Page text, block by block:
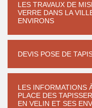
LES TRAVAUX DE
VERRE DANS LA
ENVIRONS
DEVIS POSE DE
LES INFORMATIONS
PLACE DES
EN VELIN ET SES